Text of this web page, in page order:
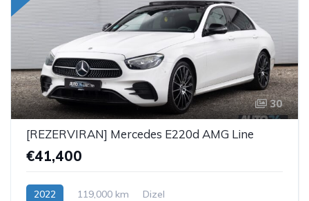
30
[REZERVIRAN] Mercedes E220d AMG Line
€41,400
2022 119,000 km Dizel